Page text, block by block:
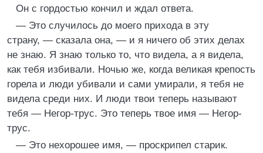
Он с гордостью кончил и ждал ответа.
— Это случилось до моего прихода в эту
страну, — сказала она, — и я ничего об этих делах
не знаю. Я знаю только то, что видела, а я видела,
как тебя избивали. Ночью же, когда великая крепость
горела и люди убивали и сами умирали, я тебя не
видела среди них. И люди твои теперь называют
тебя — Негор-трус. Это теперь твое имя — Негор-
трус.
— Это нехорошее имя, — проскрипел старик.